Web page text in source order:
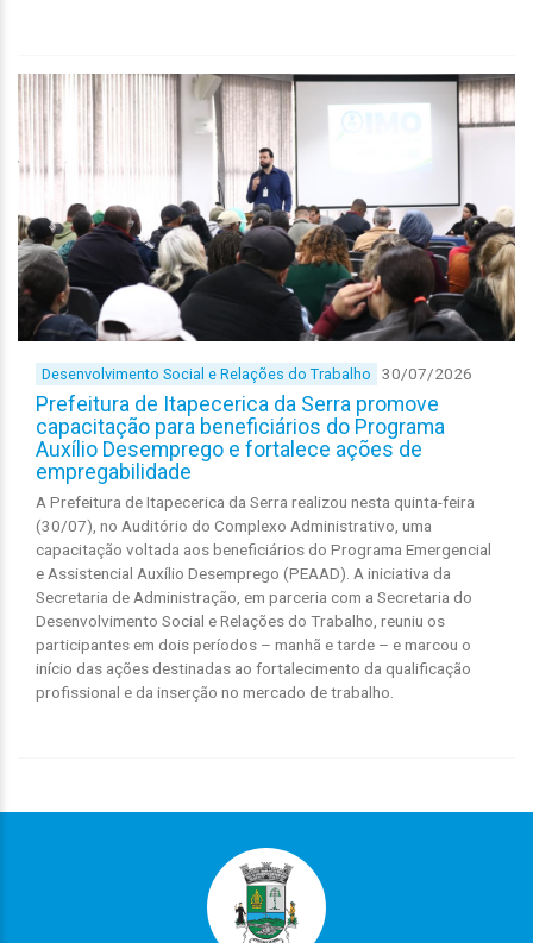
Desenvolvimento Social e Relações do Trabalho 30/07/2026
Prefeitura de Itapecerica da Serra promove
capacitação para beneficiários do Programa
Auxílio Desemprego e fortalece ações de
empregabilidade
A Prefeitura de Itapecerica da Serra realizou nesta quinta-feira
(30/07), no Auditório do Complexo Administrativo, uma
capacitação voltada aos beneficiários do Programa Emergencial
e Assistencial Auxílio Desemprego (PEAAD). A iniciativa da
Secretaria de Administração, em parceria com a Secretaria do
Desenvolvimento Social e Relações do Trabalho, reuniu os
participantes em dois períodos – manhã e tarde – e marcou o
início das ações destinadas ao fortalecimento da qualificação
profissional e da inserção no mercado de trabalho.